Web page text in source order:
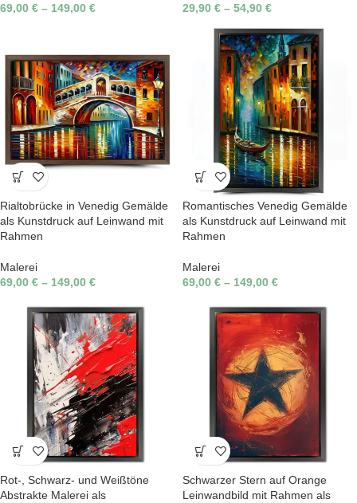
69,00 € – 149,00 €
29,90 € – 54,90 €
Rialtobrücke in Venedig Gemälde
als Kunstdruck auf Leinwand mit
Rahmen
Malerei
69,00 € – 149,00 €
Romantisches Venedig Gemälde
als Kunstdruck auf Leinwand mit
Rahmen
Malerei
69,00 € – 149,00 €
Rot-, Schwarz- und Weißtöne
Abstrakte Malerei als
Schwarzer Stern auf Orange
Leinwandbild mit Rahmen als